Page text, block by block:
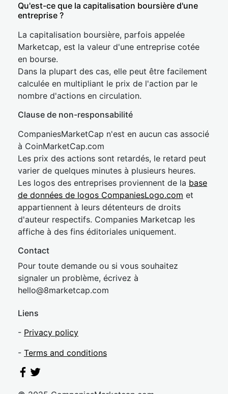
Qu'est-ce que la capitalisation boursière d'une
entreprise ?
La capitalisation boursière, parfois appelée
Marketcap, est la valeur d'une entreprise cotée
en bourse.
Dans la plupart des cas, elle peut être facilement
calculée en multipliant le prix de l'action par le
nombre d'actions en circulation.
Clause de non-responsabilité
CompaniesMarketCap n'est en aucun cas associé
à CoinMarketCap.com
Les prix des actions sont retardés, le retard peut
varier de quelques minutes à plusieurs heures.
Les logos des entreprises proviennent de la base
de données de logos CompaniesLogo.com et
appartiennent à leurs détenteurs de droits
d'auteur respectifs. Companies Marketcap les
affiche à des fins éditoriales uniquement.
Contact
Pour toute demande ou si vous souhaitez
signaler un problème, écrivez à
hello@8marketcap.com
Liens
- Privacy policy
- Terms and conditions